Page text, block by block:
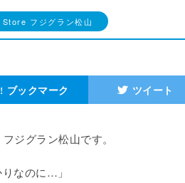
フジグラン松山
ブックマーク ツイート
ジグラン松山です。
なのに…」